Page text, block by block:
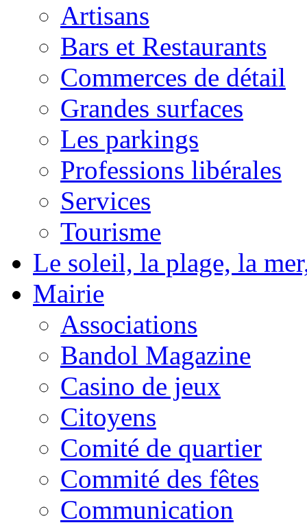
Artisans
Bars et Restaurants
Commerces de détail
Grandes surfaces
Les parkings
Professions libérales
Services
Tourisme
Le soleil, la plage, la
Mairie
Associations
Bandol Magazine
Casino de jeux
Citoyens
Comité de quartier
Commité des fêtes
Communication